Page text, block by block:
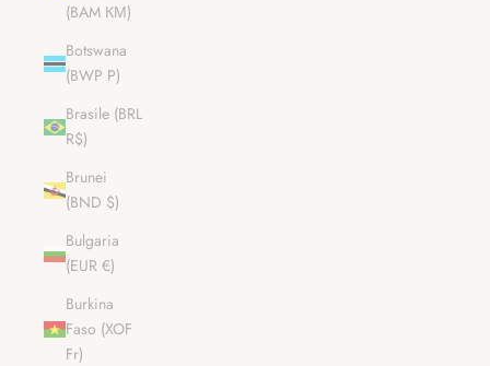
(BAM КМ)
Botswana
(BWP P)
Brasile (BRL
R$)
Brunei
(BND $)
Bulgaria
(EUR €)
Burkina
Faso (XOF
Fr)